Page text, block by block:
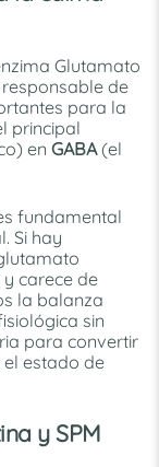
Glutamato
de
para la
principal
en GABA(el
fundamental
Si hay
carece de
la balanza
sin
para convertir
estado de
y SPM